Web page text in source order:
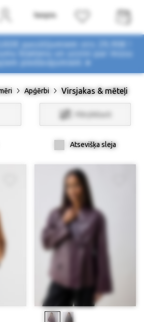
pasūtījumiem virs 29,90€ !
biļetenu un uzzini par mūsu
Apģērbi Virsjakas & mēteļi
Filtri/Atlasīt
Atsevišķa sleja